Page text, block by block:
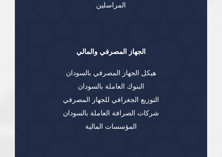
المراسلين
الجهاز المصرفي والمالي
هيكل الجهاز المصرفي بالسودان
البنوك العاملة بالسودان
التوزيع الجغرافي للجهاز المصرفي
شركات الصرافة العاملة بالسودان
المؤسسات المالية